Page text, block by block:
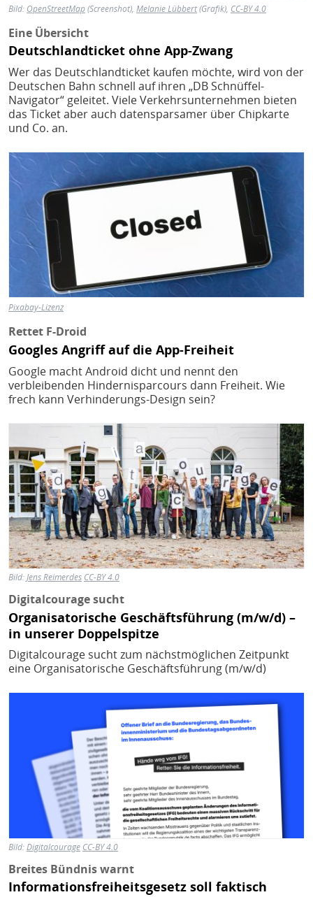
Bild: OpenStreetMap(Screenshot), Melanie Lübbert(Grafik), CC-BY 4.0
Eine Übersicht
Deutschlandticket ohne App-Zwang
Wer das Deutschlandticket kaufen möchte, wird von der
Deutschen Bahn schnell auf ihren „DB Schnüffel-
Navigator“ geleitet. Viele Verkehrsunternehmen bieten
das Ticket aber auch datensparsamer über Chipkarte
und Co. an.
Bild
Pixabay-Lizenz
Rettet F-Droid
Googles Angriff auf die App-Freiheit
Google macht Android dicht und nennt den
verbleibenden Hindernisparcours dann Freiheit. Wie
frech kann Verhinderungs-Design sein?
Bild
Bild:Jens Reimerdes CC-BY 4.0
Digitalcourage sucht
Organisatorische Geschäftsführung (m/w/d) –
in unserer Doppelspitze
Digitalcourage sucht zum nächstmöglichen Zeitpunkt
eine Organisatorische Geschäftsführung (m/w/d)
Bild
Bild:Digitalcourage CC-BY 4.0
Breites Bündnis warnt
Informationsfreiheitsgesetz soll faktisch